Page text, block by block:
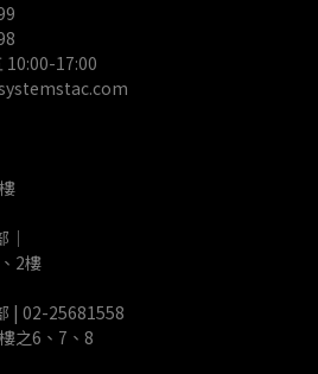
10:00-17:00
2樓
| 02-25681558
之6、7、8